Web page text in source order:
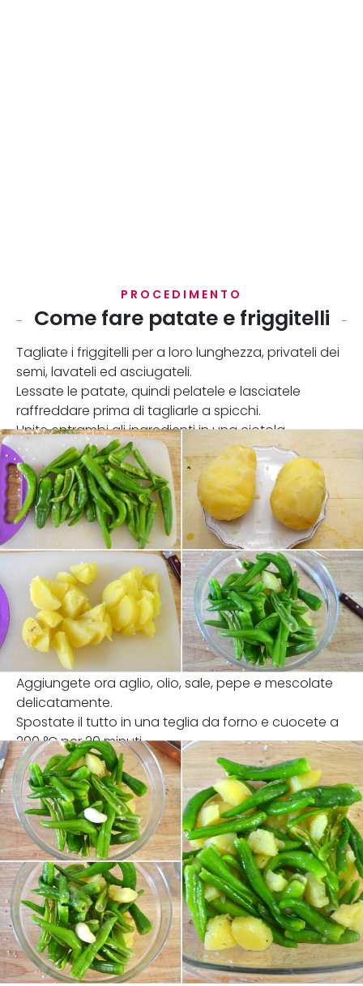
PROCEDIMENTO
Come fare patate e friggitelli
Tagliate i friggitelli per a loro lunghezza, privateli dei
semi, lavateli ed asciugateli.
Lessate le patate, quindi pelatele e lasciatele
raffreddare prima di tagliarle a spicchi.
Unite entrambi gli ingredienti in una ciotola.
Aggiungete ora aglio, olio, sale, pepe e mescolate
delicatamente.
Spostate il tutto in una teglia da forno e cuocete a
200 °C per 20 minuti.